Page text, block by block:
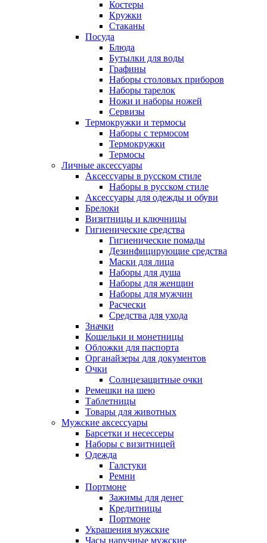
Костеры
Кружки
Стаканы
Посуда
Блюда
Бутылки для воды
Графины
Наборы столовых приборов
Наборы тарелок
Ножи и наборы ножей
Сервизы
Термокружки и термосы
Наборы с термосом
Термокружки
Термосы
Личные аксессуары
Аксессуары в русском стиле
Наборы в русском стиле
Аксессуары для одежды и обуви
Брелоки
Визитницы и ключницы
Гигиенические средства
Гигиенические помады
Дезинфицирующие средства
Маски для лица
Наборы для душа
Наборы для женщин
Наборы для мужчин
Расчески
Средства для ухода
Значки
Кошельки и монетницы
Обложки для паспорта
Органайзеры для документов
Очки
Солнцезащитные очки
Ремешки на шею
Таблетницы
Товары для животных
Мужские аксессуары
Барсетки и несессеры
Наборы с визитницей
Одежда
Галстуки
Ремни
Портмоне
Зажимы для денег
Кредитницы
Портмоне
Украшения мужские
Часы наручные мужские